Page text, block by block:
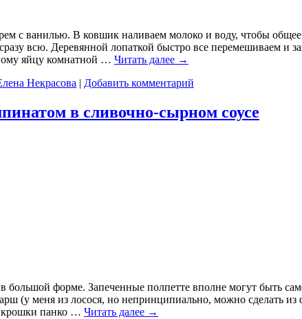
с ванилью. В ковшик наливаем молоко и воду, чтобы
всю. Деревянной лопаткой быстро все перемешиваем
яйцу комнатной … Читать далее →
Некрасова Добавить комментарий
в сливочно-сырном соусе
форме. Запеченные полпетте вполне могут быть
(у меня из лосося, но непринципиально, можно сделать
крошки панко … Читать далее →